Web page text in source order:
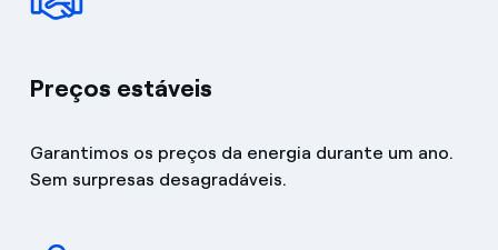
Preços estáveis
Garantimos os preços da energia durante um ano.
Sem surpresas desagradáveis.